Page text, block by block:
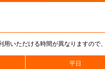
いただける時間が異なりますので
平日